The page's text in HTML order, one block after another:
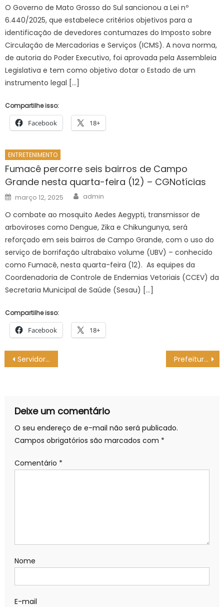
O Governo de Mato Grosso do Sul sancionou a Lei nº
6.440/2025, que estabelece critérios objetivos para a
identificação de devedores contumazes do Imposto sobre
Circulação de Mercadorias e Serviços (ICMS). A nova norma,
de autoria do Poder Executivo, foi aprovada pela Assembleia
Legislativa e tem como objetivo dotar o Estado de um
instrumento legal […]
Compartilhe isso:
Facebook 18+
ENTRETENIMENTO
Fumacê percorre seis bairros de Campo
Grande nesta quarta-feira (12) – CGNotícias
Posted
on
março 12, 2025 Author
admin
O combate ao mosquito Aedes Aegypti, transmissor de
arboviroses como Dengue, Zika e Chikungunya, será
reforçado em seis bairros de Campo Grande, com o uso do
serviço de borrifação ultrabaixo volume (UBV) – conhecido
como Fumacê, nesta quarta-feira (12). As equipes da
Coordenadoria de Controle de Endemias Vetoriais (CCEV) da
Secretaria Municipal de Saúde (Sesau) […]
Compartilhe isso:
Facebook 18+
Navegação
de
Servidores do CadÚnico participam de ciclo de capacitação e atualizam informações para os usuários – CGNotícias Prefeitura de Campo Grande arrecada donativos para famílias atingidas por enchentes no RS – CGNotícias
Deixe um comentário
O seu endereço de e-mail não será publicado.
Campos obrigatórios são marcados com *
Comentário *
Nome
E-mail